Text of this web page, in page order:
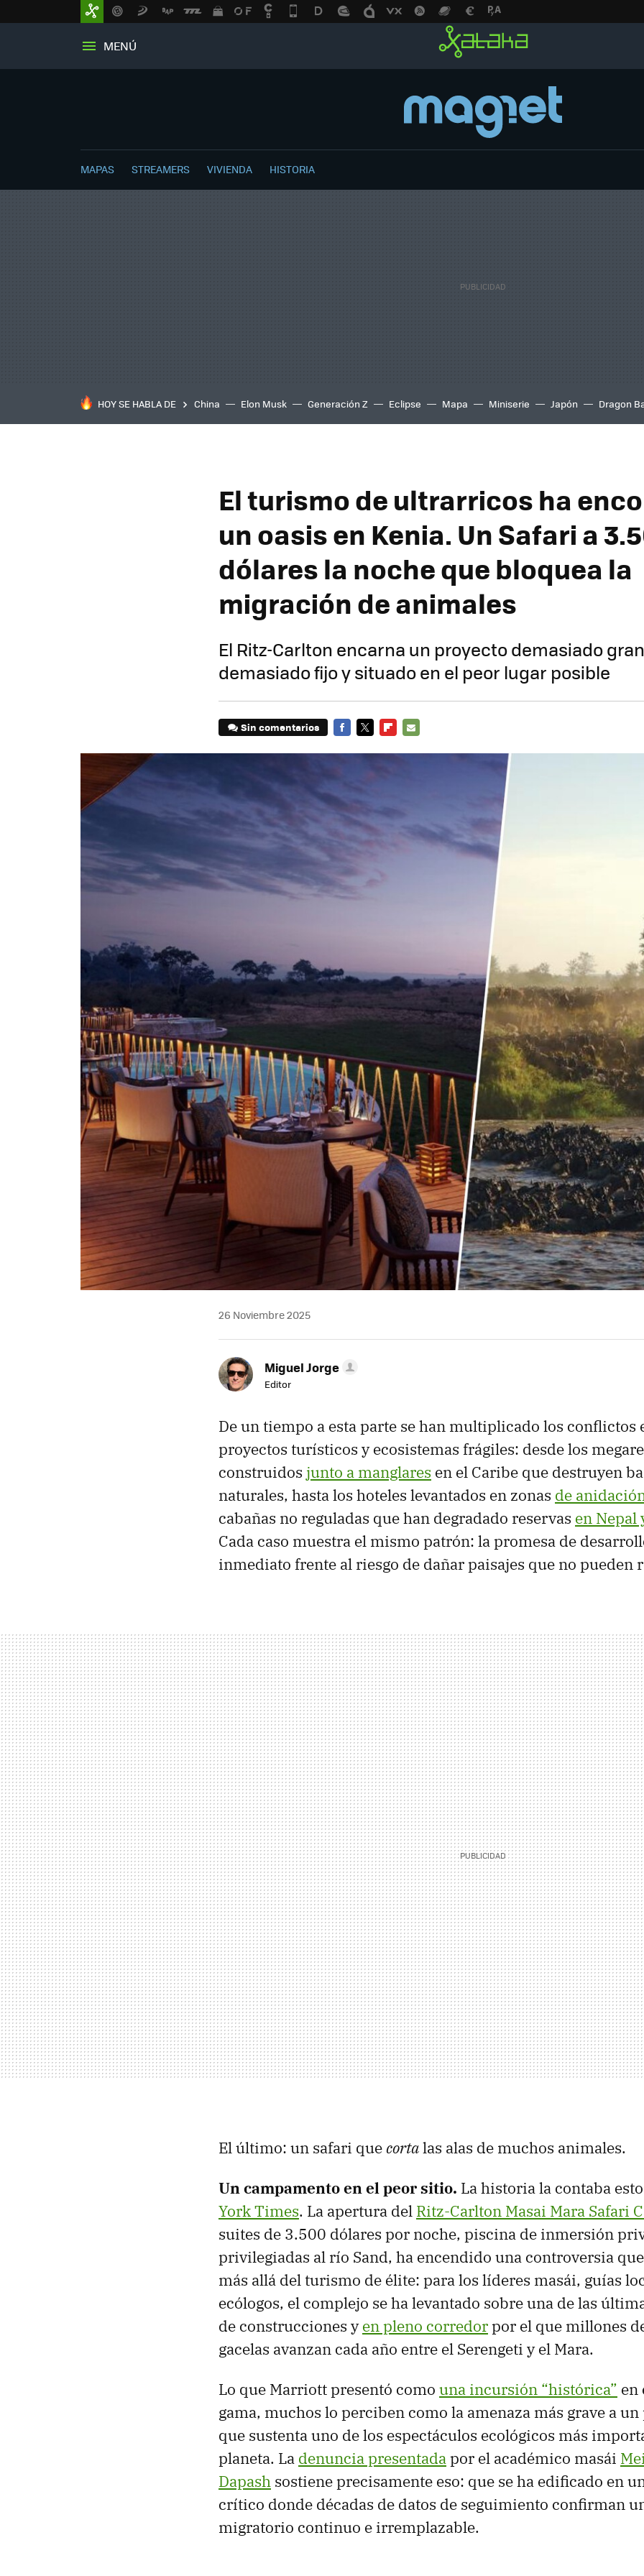
MENÚ
MAPAS STREAMERS VIVIENDA HISTORIA
HOY SE HABLA DE China Elon Musk Generación Z Eclipse Mapa Miniserie Japón Dragon
El turismo de ultrarricos ha
un oasis en Kenia. Un Safari a
dólares la noche que bloquea la
migración de animales
El Ritz-Carlton encarna un proyecto demasiado
demasiado fijo y situado en el peor lugar posible
Sin comentarios
26 Noviembre 2025
Miguel Jorge
Editor
De un tiempo a esta parte se han multiplicado los conflictos
proyectos turísticos y ecosistemas frágiles: desde los
construidos junto a manglares en el Caribe que destruyen
naturales, hasta los hoteles levantados en zonas de
cabañas no reguladas que han degradado reservas en Nepal
Cada caso muestra el mismo patrón: la promesa de
inmediato frente al riesgo de dañar paisajes que no pueden
El último: un safari que cortalas alas de muchos animales.
Un campamento en el peor sitio. La historia la contaba
York Times. La apertura del Ritz-Carlton Masai Mara Safari
suites de 3.500 dólares por noche, piscina de inmersión
privilegiadas al río Sand, ha encendido una controversia
más allá del turismo de élite: para los líderes masái, guías
ecólogos, el complejo se ha levantado sobre una de las
de construcciones yen pleno corredorpor el que millones
gacelas avanzan cada año entre el Serengeti y el Mara.
Lo que Marriott presentó como una incursión “histórica” en
gama, muchos lo perciben como la amenaza más grave a
que sustenta uno de los espectáculos ecológicos más
planeta. La denuncia presentadapor el académico masái
Dapash sostiene precisamente eso: que se ha edificado en
crítico donde décadas de datos de seguimiento confirman
migratorio continuo e irremplazable.